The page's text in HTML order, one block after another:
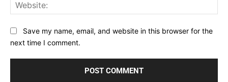
Save my name, email, and website in this browser for the
next time I comment.